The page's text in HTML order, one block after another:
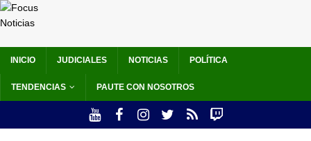
INICIO JUDICIALES NOTICIAS POLÍTICA
TENDENCIAS PAUTE CON NOSOTROS